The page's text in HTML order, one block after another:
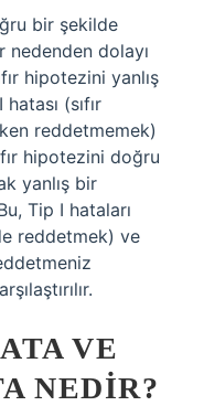
bir şekilde
dolayı
hipotezini yanlış
(sıfır
reddetmemek)
hipotezini doğru
yanlış bir
Tip I hataları
reddetmek) ve
VE
NEDIR?